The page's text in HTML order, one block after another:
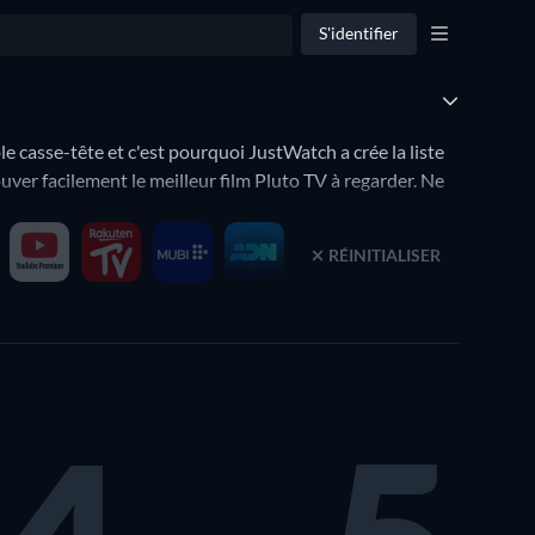
S'identifier
casse-tête et c'est pourquoi JustWatch a crée la liste
facilement le meilleur film Pluto TV à regarder. Ne
RÉINITIALISER